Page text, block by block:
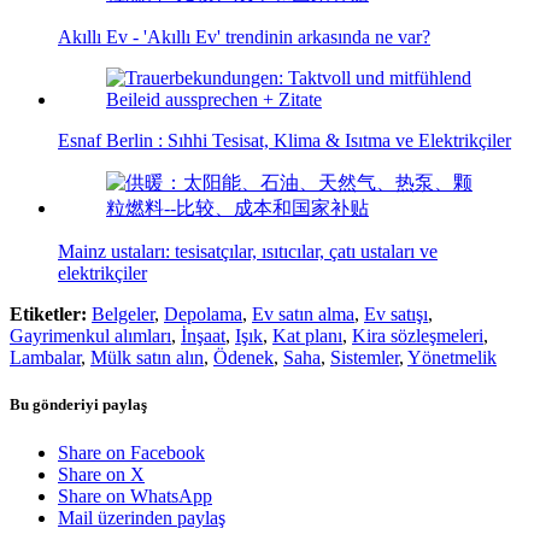
Akıllı Ev - 'Akıllı Ev' trendinin arkasında ne var?
Esnaf Berlin : Sıhhi Tesisat, Klima & Isıtma ve Elektrikçiler
Mainz ustaları: tesisatçılar, ısıtıcılar, çatı ustaları ve
elektrikçiler
Etiketler: Belgeler, Depolama, Ev satın alma, Ev satışı,
Gayrimenkul alımları, İnşaat, Işık, Kat planı, Kira sözleşmeleri,
Lambalar, Mülk satın alın, Ödenek, Saha, Sistemler, Yönetmelik
Bu gönderiyi paylaş
Share on Facebook
Share on X
Share on WhatsApp
Mail üzerinden paylaş